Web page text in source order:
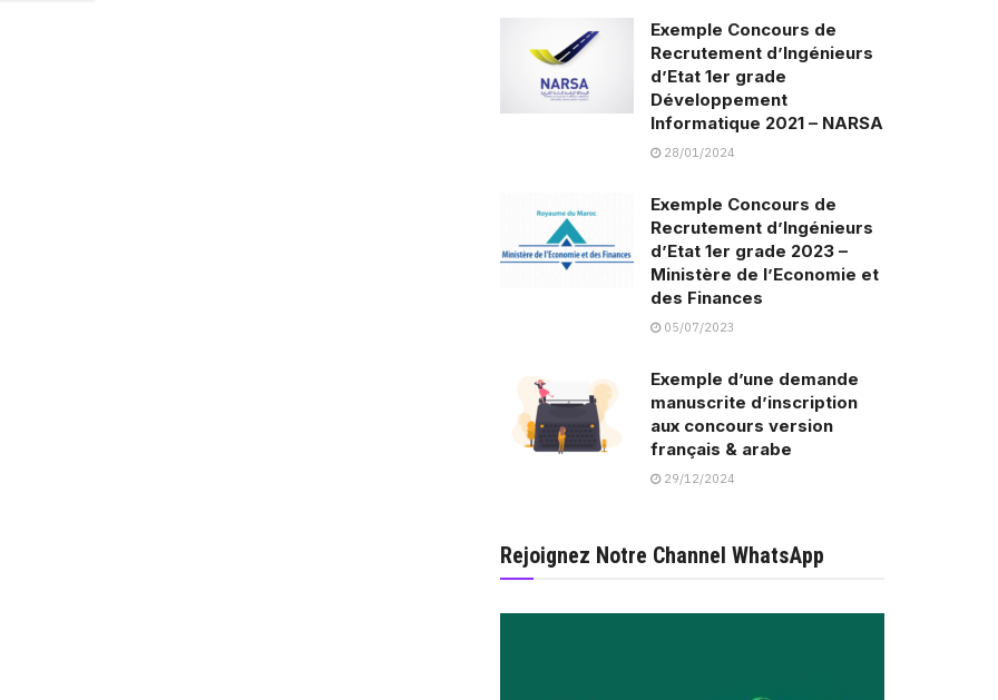
Exemple Concours de
Recrutement d’Ingénieurs
d’Etat 1er grade
Développement
Informatique 2021 – NARSA
28/01/2024
Exemple Concours de
Recrutement d’Ingénieurs
d’Etat 1er grade 2023 –
Ministère de l’Economie et
des Finances
05/07/2023
Exemple d’une demande
manuscrite d’inscription
aux concours version
français & arabe
29/12/2024
Rejoignez Notre Channel WhatsApp